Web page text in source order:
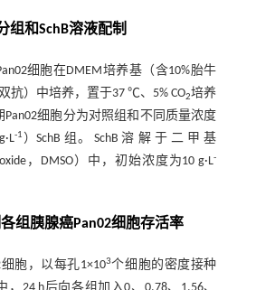
和SchB溶液配制
细胞在DMEM培养基（含10%胎牛
抗）中培养，置于37 ℃、5% CO2培养
细胞分为对照组和不同质量浓度
-1 ）SchB 组。 SchB 溶 解 于 二 甲 基
，DMSO）中，初始浓度为10 g·L-
组胰腺癌Pan02细胞存活率
胞，以每孔1×103个细胞的密度接种